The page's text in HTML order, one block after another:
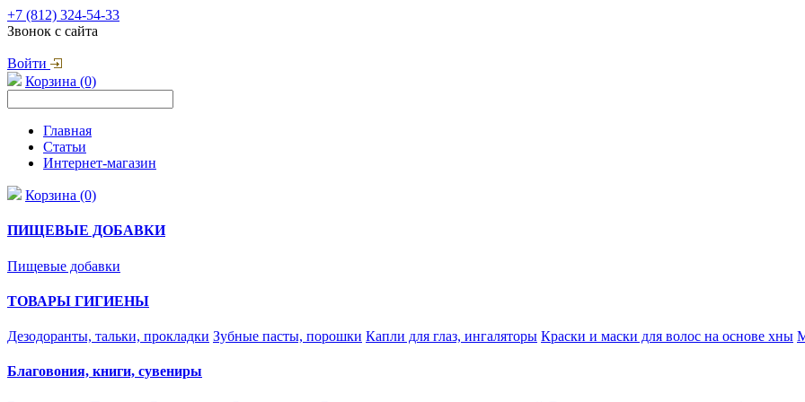
+7 (812) 324-54-33
Звонок с сайта
Войти
Корзина (0)
Главная
Статьи
Интернет-магазин
Корзина (0)
ПИЩЕВЫЕ ДОБАВКИ
Пищевые добавки
ТОВАРЫ ГИГИЕНЫ
Дезодоранты, тальки, прокладки Зубные пасты, порошки Капли для глаз, ингаляторы Краски и маски для волос на основе хны
Благовония, книги, сувениры